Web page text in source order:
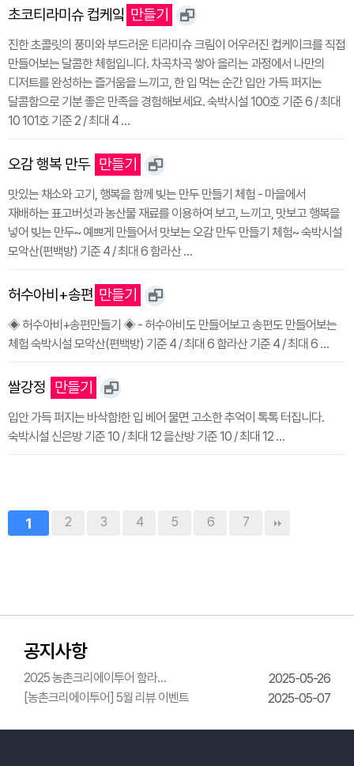
초코티라미슈 컵케잌 만들기
진한 초콜릿의 풍미와 부드러운 티라미슈 크림이 어우러진 컵케이크를 직접
만들어보는 달콤한 체험입니다. 차곡차곡 쌓아 올리는 과정에서 나만의
디저트를 완성하는 즐거움을 느끼고, 한 입 먹는 순간 입안 가득 퍼지는
달콤함으로 기분 좋은 만족을 경험해보세요. 숙박시설 100호 기준 6 / 최대
10 101호 기준 2 / 최대 4 …
오감 행복 만두 만들기
맛있는 채소와 고기, 행복을 함께 빚는 만두 만들기 체험 - 마을에서
재배하는 표고버섯과 농산물 재료를 이용하여 보고, 느끼고, 맛보고 행복을
넣어 빚는 만두~ 예쁘게 만들어서 맛보는 오감 만두 만들기 체험~ 숙박시설
모악산(편백방) 기준 4 / 최대 6 함라산 …
허수아비+송편 만들기
◈ 허수아비+송편만들기 ◈ - 허수아비도 만들어보고 송편도 만들어보는
체험 숙박시설 모악산(편백방) 기준 4 / 최대 6 함라산 기준 4 / 최대 6 …
쌀강정 만들기
입안 가득 퍼지는 바삭함!한 입 베어 물면 고소한 추억이 톡톡 터집니다.
숙박시설 신은방 기준 10 / 최대 12 을산방 기준 10 / 최대 12 …
1 2 3 4 5 6 7
공지사항
2025 농촌크리에이투어 함라
한옥체험관 웨딩의상체험
2025-05-26
[농촌크리에이투어] 5월 리뷰 이벤트
2025-05-07